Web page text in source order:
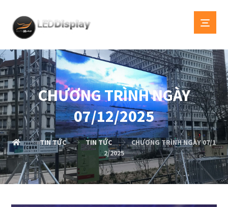
CHƯƠNG TRÌNH NGÀY
07/12/2025
TIN TỨC TIN TỨC
CHƯƠNG TRÌNH NGÀY 07/1
2/2025